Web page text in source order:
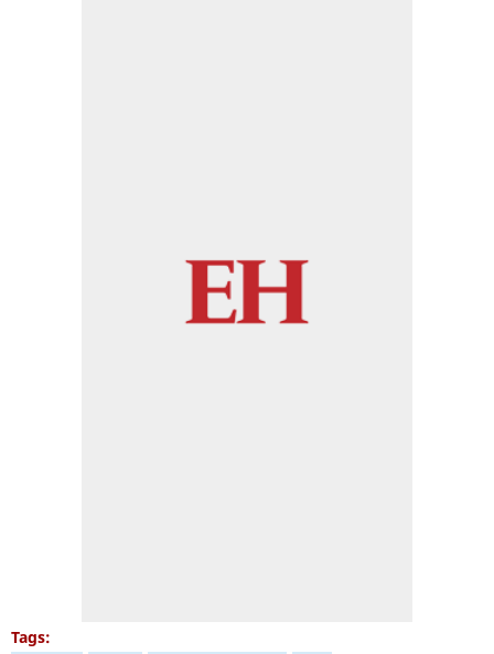
Tags: